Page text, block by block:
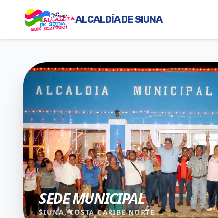
ALCALDÍA DE SIUNA
SEDE MUNICIPAL
SIUNA, COSTA CARIBE NORTE